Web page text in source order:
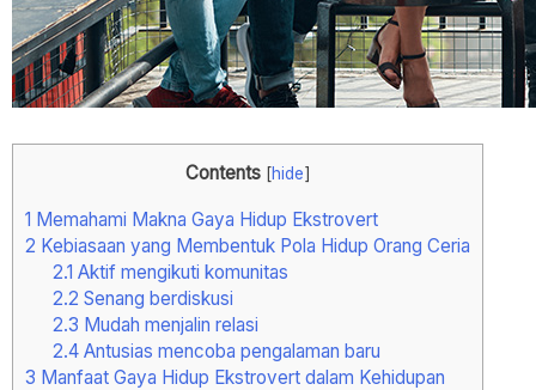
Contents [hide]
1 Memahami Makna Gaya Hidup Ekstrovert
2 Kebiasaan yang Membentuk Pola Hidup Orang Ceria
2.1 Aktif mengikuti komunitas
2.2 Senang berdiskusi
2.3 Mudah menjalin relasi
2.4Antusias mencoba pengalaman baru
3 Manfaat Gaya Hidup Ekstrovert dalam Kehidupan